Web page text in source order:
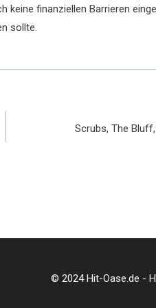
keine finanziellen Barrieren
sollte.
Scrubs, The
© 2024 Hit-Oase.de -